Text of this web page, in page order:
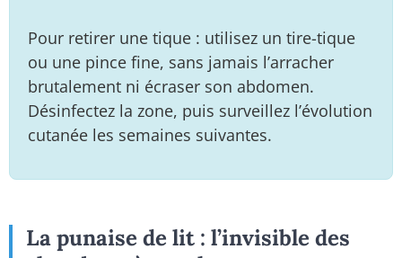
Pour retirer une tique : utilisez un tire-tique
ou une pince fine, sans jamais l’arracher
brutalement ni écraser son abdomen.
Désinfectez la zone, puis surveillez l’évolution
cutanée les semaines suivantes.
La punaise de lit : l’invisible des